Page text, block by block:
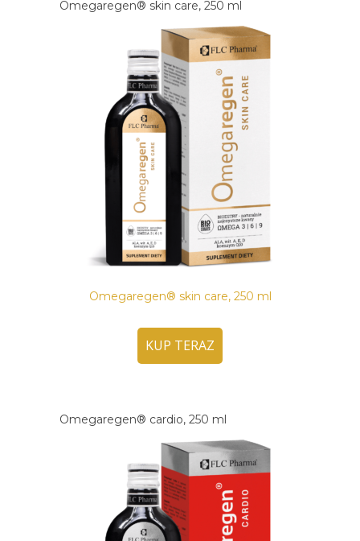
Omegaregen® skin care, 250 ml
Omegaregen® skin care, 250 ml
KUP TERAZ
Omegaregen® cardio, 250 ml